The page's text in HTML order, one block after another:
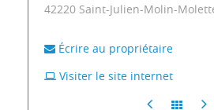
42220 Saint-Julien-Molin-
Écrire au propriétaire
Visiter le site internet